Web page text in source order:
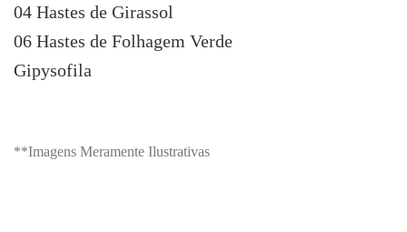
04 Hastes de Girassol
06 Hastes de Folhagem Verde
Gipysofila
**Imagens Meramente Ilustrativas